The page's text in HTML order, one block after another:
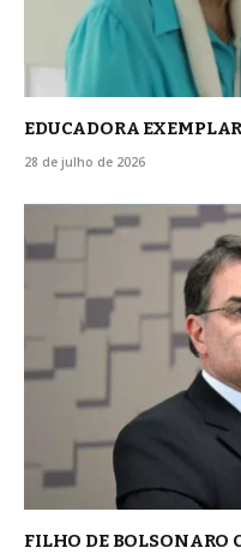
EDUCADORA
28 de julho de 2026
FILHO DE BOLSONARO